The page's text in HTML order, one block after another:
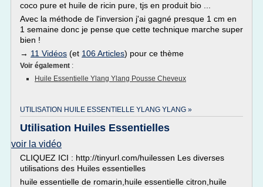
coco pure et huile de ricin pure, tjs en produit bio ...
Avec la méthode de l'inversion j'ai gagné presque 1 cm en
1 semaine donc je pense que cette technique marche super
bien !
→ 11 Vidéos (et 106 Articles) pour ce thème
Voir également :
Huile Essentielle Ylang Ylang Pousse Cheveux
UTILISATION HUILE ESSENTIELLE YLANG YLANG »
Utilisation Huiles Essentielles
voir la vidéo
CLIQUEZ ICI : http://tinyurl.com/huilessen Les diverses
utilisations des Huiles essentielles
huile essentielle de romarin,huile essentielle citron,huile